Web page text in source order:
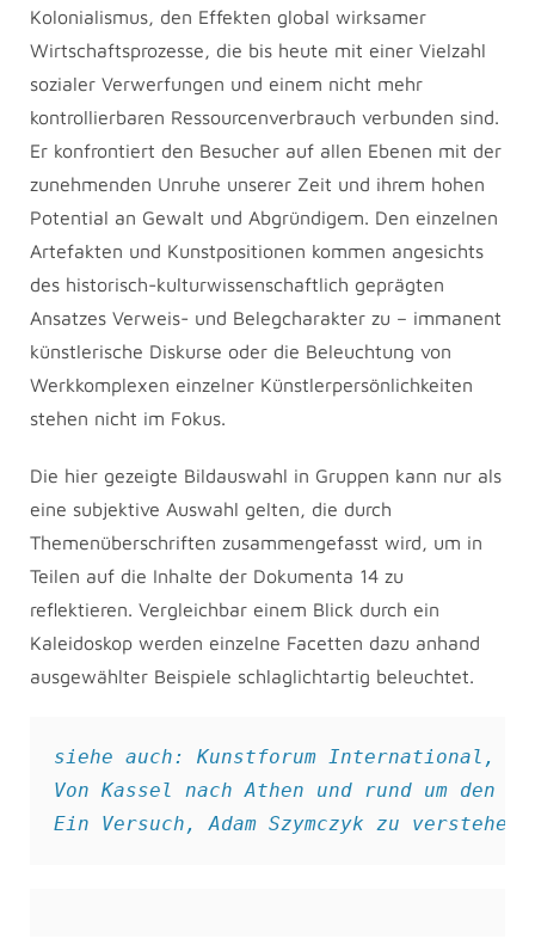
Kolonialismus, den Effekten global wirksamer
Wirtschaftsprozesse, die bis heute mit einer Vielzahl
sozialer Verwerfungen und einem nicht mehr
kontrollierbaren Ressourcenverbrauch verbunden sind.
Er konfrontiert den Besucher auf allen Ebenen mit der
zunehmenden Unruhe unserer Zeit und ihrem hohen
Potential an Gewalt und Abgründigem. Den einzelnen
Artefakten und Kunstpositionen kommen angesichts
des historisch-kulturwissenschaftlich geprägten
Ansatzes Verweis- und Belegcharakter zu – immanent
künstlerische Diskurse oder die Beleuchtung von
Werkkomplexen einzelner Künstlerpersönlichkeiten
stehen nicht im Fokus.
Die hier gezeigte Bildauswahl in Gruppen kann nur als
eine subjektive Auswahl gelten, die durch
Themenüberschriften zusammengefasst wird, um in
Teilen auf die Inhalte der Dokumenta 14 zu
reflektieren. Vergleichbar einem Blick durch ein
Kaleidoskop werden einzelne Facetten dazu anhand
ausgewählter Beispiele schlaglichtartig beleuchtet.
siehe auch: Kunstforum International,
Von Kassel nach Athen und rund um den
Ein Versuch, Adam Szymczyk zu verstehen,